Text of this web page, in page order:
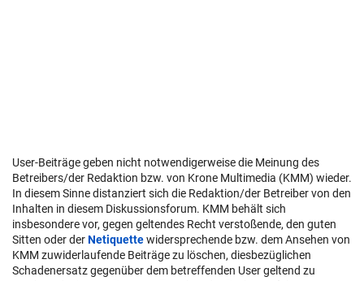
User-Beiträge geben nicht notwendigerweise die Meinung des
Betreibers/der Redaktion bzw. von Krone Multimedia (KMM) wieder.
In diesem Sinne distanziert sich die Redaktion/der Betreiber von den
Inhalten in diesem Diskussionsforum. KMM behält sich
insbesondere vor, gegen geltendes Recht verstoßende, den guten
Sitten oder derNetiquettewidersprechende bzw. dem Ansehen von
KMM zuwiderlaufende Beiträge zu löschen, diesbezüglichen
Schadenersatz gegenüber dem betreffenden User geltend zu